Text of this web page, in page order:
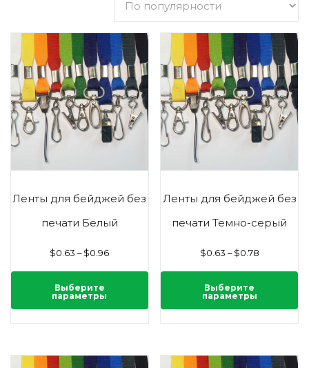
Ленты для бейджей без
печати Белый
$0.63 – $0.96
Выберите
параметры
Ленты для бейджей без
печати Темно-серый
$0.63 – $0.78
Выберите
параметры